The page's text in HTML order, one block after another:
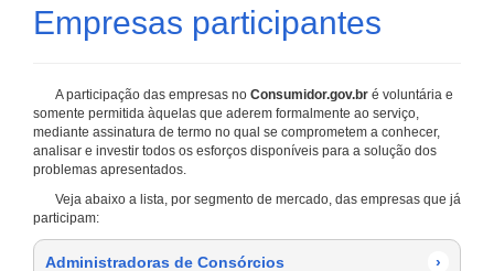
Empresas participantes
A participação das empresas no Consumidor.gov.br é voluntária e
somente permitida àquelas que aderem formalmente ao serviço,
mediante assinatura de termo no qual se comprometem a conhecer,
analisar e investir todos os esforços disponíveis para a solução dos
problemas apresentados.
Veja abaixo a lista, por segmento de mercado, das empresas que já
participam:
Administradoras de Consórcios ›